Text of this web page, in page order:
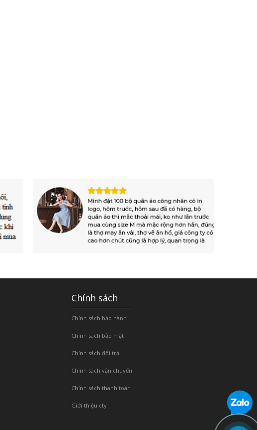
Chính sách
Chính sách bảo hành
Chính sách bảo mật
Chính sách đổi trả
Chính sách vận chuyển
Chính sách thanh toán
Giới thiệu cty